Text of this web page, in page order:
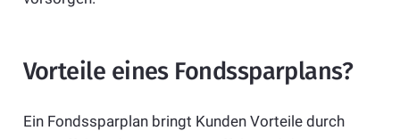
Vorteile eines Fondssparplans?
Ein Fondssparplan bringt Kunden Vorteile durch